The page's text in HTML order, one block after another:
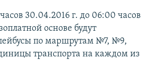
30.04.2016 г. до 06:00 часов
основе будут
по маршрутам №7, №9,
транспорта на каждом из